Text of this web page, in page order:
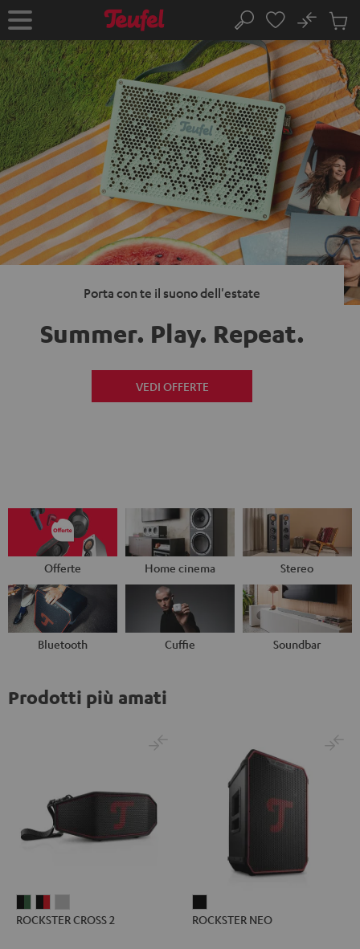
AL
Pagina
iniziale
Cerca
No
nel
Porta con te il suono dell'estate
Summer. Play. Repeat.
VEDI OFFERTE
Offerte Home cinema Stereo
Bluetooth Cuffie Soundbar
Prodotti più amati
CROSSCROSSCROSS
ROCKSTER CROSS 2
NEO
ROCKSTER NEO